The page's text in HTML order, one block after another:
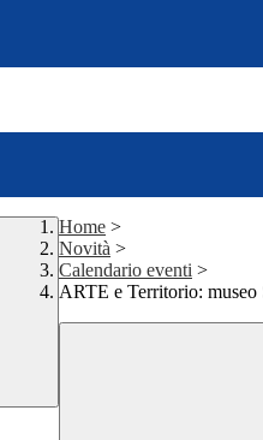
Home >
Novità >
Calendario eventi >
ARTE e Territorio: museo